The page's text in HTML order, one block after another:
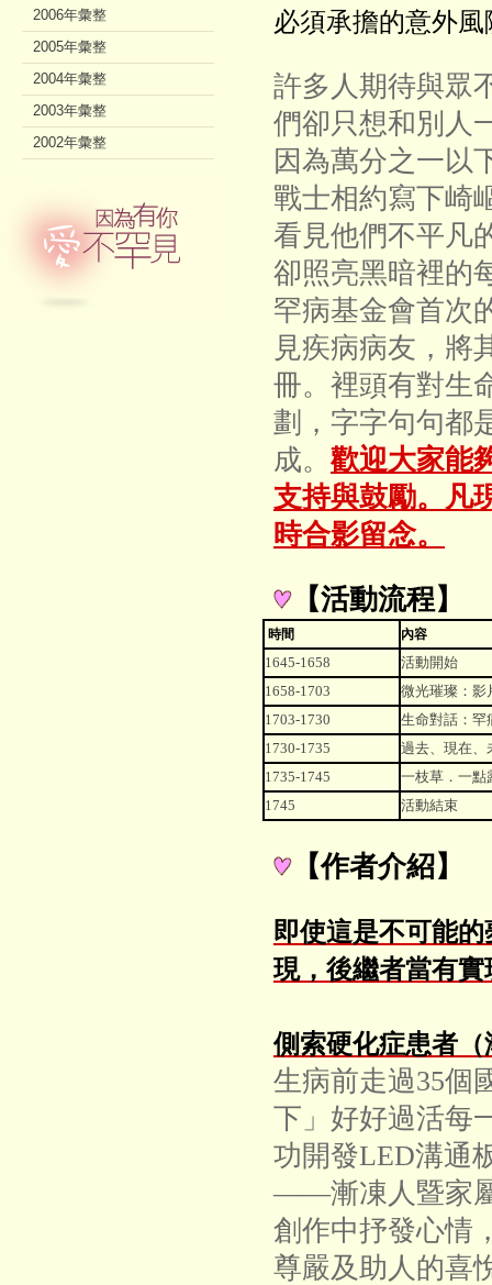
必須承擔的意外風
許多人期待與眾
們卻只想和別人
因為萬分之一以
戰士相約寫下崎
看見他們不平凡
卻照亮黑暗裡的
罕病基金會首次
見疾病病友，將
冊。裡頭有對生
劃，字字句句都
成。 歡迎大家能
支持與鼓勵。凡
時合影留念。
【活動流程】
時間 內容
1645-1658
活動開始
1658-1703
微光璀璨：影
1703-1730
生命對話：罕
1730-1735
過去、現在、
1735-1745
一枝草．一點
1745
活動結束
【作者介紹】
即使這是不可能
現，後繼者當有
側索硬化症患者（
生病前走過35個
下」好好過活每
功開發LED溝通
——漸凍人暨家
創作中抒發心情
尊嚴及助人的喜
2006年彙整
2005年彙整
2004年彙整
2003年彙整
2002年彙整